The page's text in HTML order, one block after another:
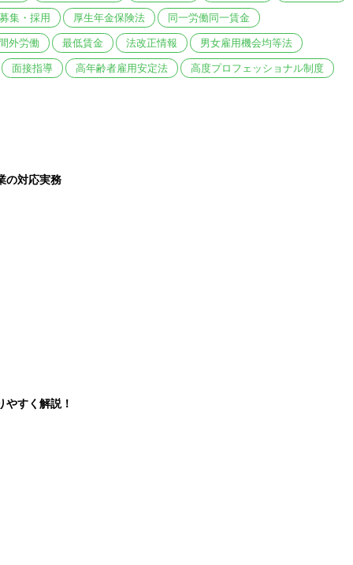
募集・採用 厚生年金保険法 同一労働同一賃金
外労働 最低賃金 法改正情報 男女雇用機会均等法
面接指導 高年齢者雇用安定法 高度プロフェッショナル制度
の対応実務
やすく解説！